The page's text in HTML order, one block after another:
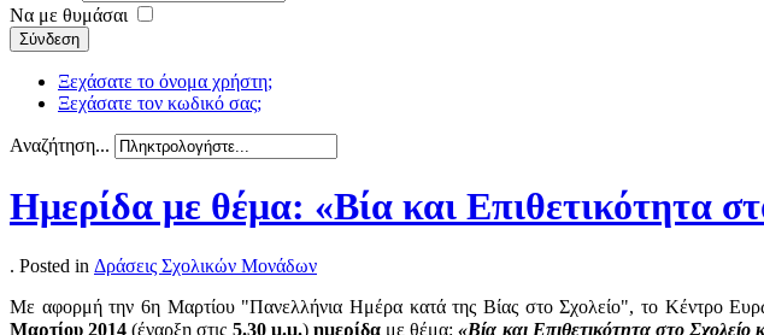
Να με θυμάσαι
Σύνδεση
Ξεχάσατε το όνομα χρήστη;
Ξεχάσατε τον κωδικό σας;
Αναζήτηση...
Ημερίδα με θέμα: «Βία και Επιθετικότητα
. Posted in Δράσεις Σχολικών Μονάδων
Με αφορμή την 6η Μαρτίου "Πανελλήνια Ημέρα κατά της Βίας στο Σχολείο", το Κέντρο
Μαρτίου 2014 (έναρξη στις 5.30 μ.μ.) ημερίδαμε θέμα:«Βία και Επιθετικότητα στο Σχολείο